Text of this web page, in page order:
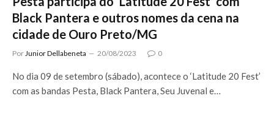
Black Pantera e outros nomes da cena na
cidade de Ouro Preto/MG
Por Junior Dellabeneta 20/08/2023 0
No dia 09 de setembro (sábado), acontece o ‘Latitude 20 Fest’
com as bandas Pesta, Black Pantera, Seu Juvenal e…